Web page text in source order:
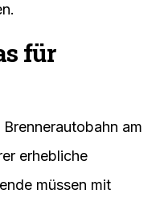
für
am
erhebliche
müssen mit